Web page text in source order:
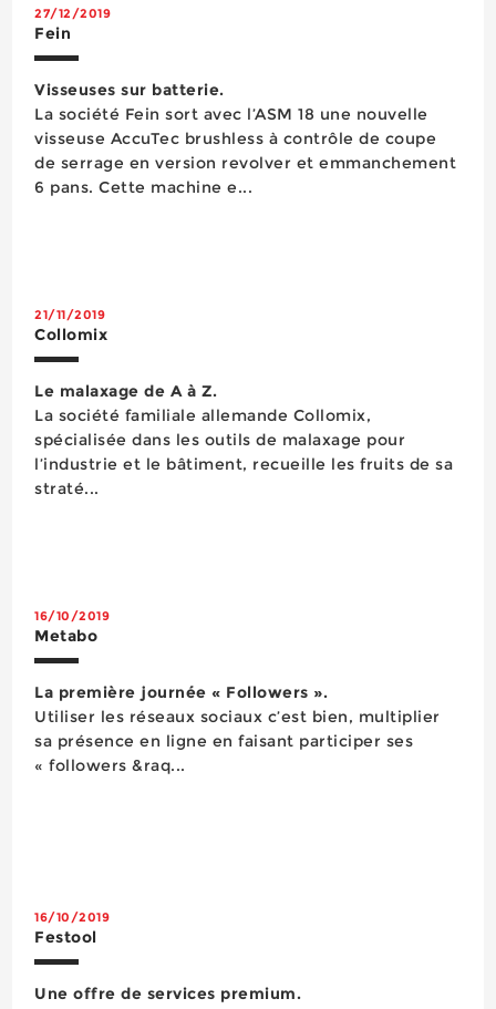
27/12/2019
Fein
Visseuses sur batterie.
La société Fein sort avec l’ASM 18 une nouvelle
visseuse AccuTec brushless à contrôle de coupe
de serrage en version revolver et emmanchement
6 pans. Cette machine e...
21/11/2019
Collomix
Le malaxage de A à Z.
La société familiale allemande Collomix,
spécialisée dans les outils de malaxage pour
l’industrie et le bâtiment, recueille les fruits de sa
straté...
16/10/2019
Metabo
La première journée « Followers ».
Utiliser les réseaux sociaux c’est bien, multiplier
sa présence en ligne en faisant participer ses
« followers &raq...
16/10/2019
Festool
Une offre de services premium.